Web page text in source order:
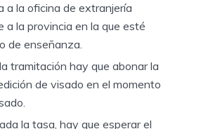
a la oficina de extranjería
a la provincia en la que esté
de enseñanza.
tramitación hay que abonar la
de visado en el momento
la tasa, hay que esperar el